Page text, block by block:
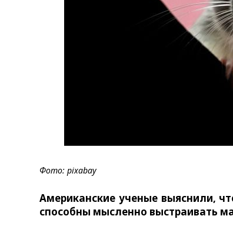
Фото: pixabay
Американские ученые выяснили,
способны мысленно выстраивать